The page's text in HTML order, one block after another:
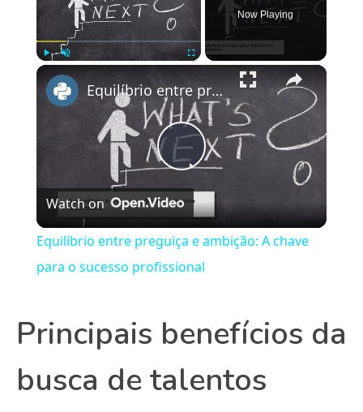
Now Playing
×
Play
Video
Equilíbrio entre preguiça e ambição: A chave para o sucesso profissional
Watch on
Equilíbrio entre preguiça e ambição: A chave
para o sucesso profissional
Principais benefícios da
busca de talentos